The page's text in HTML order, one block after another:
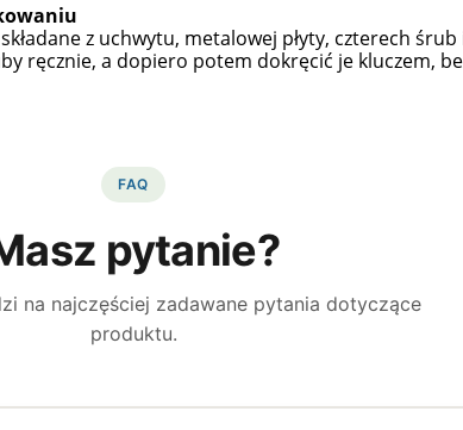
z uchwytu, metalowej płyty, czterech
ręcznie, a dopiero potem dokręcić je kluczem,
FAQ
pytanie?
na najczęściej zadawane pytania dotyczące
produktu.